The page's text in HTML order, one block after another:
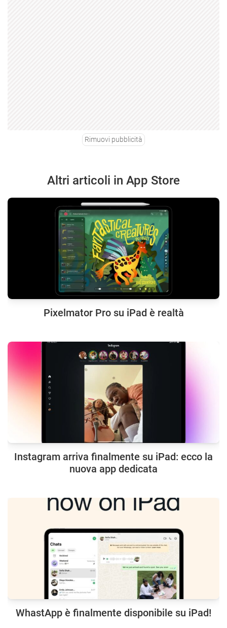
Rimuovi pubblicità
Altri articoli in App Store
Pixelmator Pro su iPad è realtà
Instagram arriva finalmente su iPad: ecco la
nuova app dedicata
WhastApp è finalmente disponibile su iPad!